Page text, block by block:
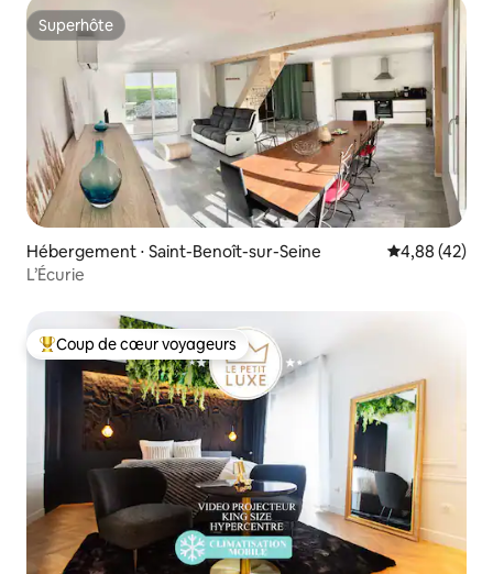
Superhôte
Superhôte
Hébergement ⋅ Saint-Benoît-sur-Seine Évaluation
4,88 (42)
L’Écurie
Coups de cœur voyageurs les plus appréciés
Coup de cœur voyageurs